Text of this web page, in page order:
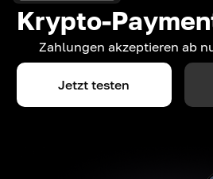
Krypto-
Zahlungen akzeptieren ab
Jetzt testen